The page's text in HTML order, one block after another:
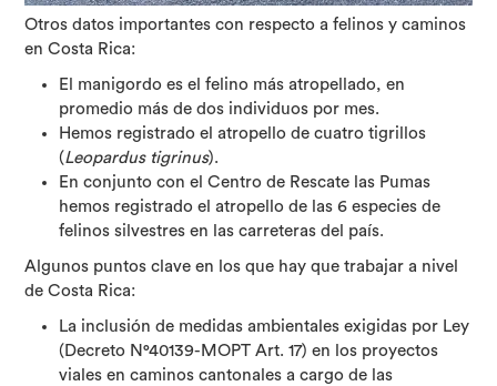
Otros datos importantes con respecto a felinos y caminos
en Costa Rica:
El manigordo es el felino más atropellado, en
promedio más de dos individuos por mes.
Hemos registrado el atropello de cuatro tigrillos
(Leopardus tigrinus).
En conjunto con el Centro de Rescate las Pumas
hemos registrado el atropello de las 6 especies de
felinos silvestres en las carreteras del país.
Algunos puntos clave en los que hay que trabajar a nivel
de Costa Rica:
La inclusión de medidas ambientales exigidas por Ley
(Decreto N°40139-MOPT Art. 17) en los proyectos
viales en caminos cantonales a cargo de las